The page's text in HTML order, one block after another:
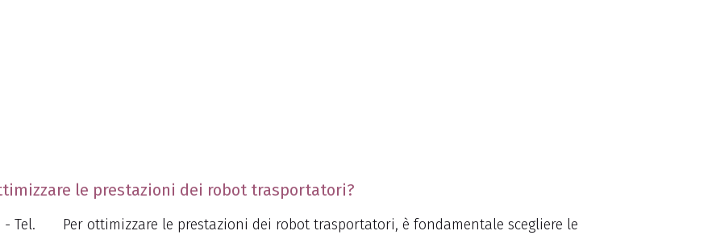
le prestazioni dei robot trasportatori?
Per ottimizzare le prestazioni dei robot trasportatori, è fondamentale scegliere le